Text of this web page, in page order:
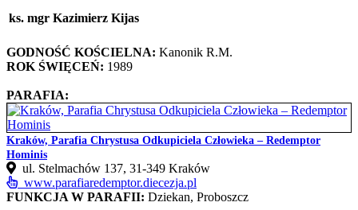
ks. mgr Kazimierz Kijas
GODNOŚĆ KOŚCIELNA: Kanonik R.M.
ROK ŚWIĘCEŃ: 1989
PARAFIA:
Kraków, Parafia Chrystusa Odkupiciela Człowieka – Redemptor
Hominis
ul. Stelmachów 137, 31-349 Kraków
www.parafiaredemptor.diecezja.pl
FUNKCJA W PARAFII: Dziekan, Proboszcz